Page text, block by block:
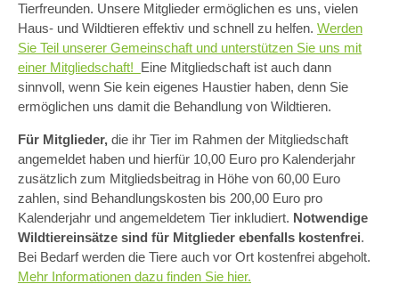
Tierfreunden. Unsere Mitglieder ermöglichen es uns, vielen
Haus- und Wildtieren effektiv und schnell zu helfen. Werden
Sie Teil unserer Gemeinschaft und unterstützen Sie uns mit
einer Mitgliedschaft! Eine Mitgliedschaft ist auch dann
sinnvoll, wenn Sie kein eigenes Haustier haben, denn Sie
ermöglichen uns damit die Behandlung von Wildtieren.
Für Mitglieder, die ihr Tier im Rahmen der Mitgliedschaft
angemeldet haben und hierfür 10,00 Euro pro Kalenderjahr
zusätzlich zum Mitgliedsbeitrag in Höhe von 60,00 Euro
zahlen, sind Behandlungskosten bis 200,00 Euro pro
Kalenderjahr und angemeldetem Tier inkludiert. Notwendige
Wildtiereinsätze sind für Mitglieder ebenfalls kostenfrei.
Bei Bedarf werden die Tiere auch vor Ort kostenfrei abgeholt.
Mehr Informationen dazu finden Sie hier.